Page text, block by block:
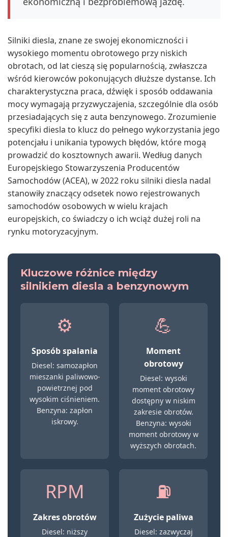
Silniki diesla, znane ze swojej ekonomiczności i
wysokiego momentu obrotowego przy niskich
obrotach, od lat cieszą się popularnością, zwłaszcza
wśród kierowców pokonujących dłuższe dystanse. Ich
charakterystyczna praca, dźwięk i sposób oddawania
mocy wymagają przyzwyczajenia, szczególnie dla osób
przesiadających się z auta benzynowego. Zrozumienie
specyfiki diesla to klucz do pełnego wykorzystania jego
potencjału i unikania typowych błędów, które mogą
prowadzić do kosztownych awarii. Według danych
Europejskiego Stowarzyszenia Producentów
Samochodów (ACEA), w 2022 roku silniki diesla nadal
stanowiły znaczący odsetek nowo rejestrowanych
samochodów osobowych w wielu krajach
europejskich, co świadczy o ich wciąż dużej roli na
rynku motoryzacyjnym.
Kluczowe różnice między
silnikiem diesla a benzynowym
⚙️
Sposób spalania
Diesel: samozapłon
mieszanki paliwowo-
powietrznej pod
wysokim ciśnieniem.
Benzyna: zapłon
iskrowy.
💪
Moment
obrotowy
Diesel: wysoki
moment obrotowy
dostępny w niskim
zakresie obrotów.
Benzyna: wysoki
moment obrotowy w
wyższych obrotach.
RPM
Zakres obrotów
Diesel: niższy
⛽
Zużycie paliwa
Diesel: zazwyczaj